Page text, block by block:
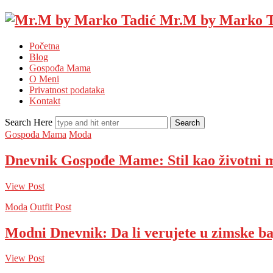
Mr.M by Marko
Početna
Blog
Gospođa Mama
O Meni
Privatnost podataka
Kontakt
Search Here
Gospođa Mama Moda
Dnevnik Gospođe Mame: Stil kao životni
View Post
Moda Outfit Post
Modni Dnevnik: Da li verujete u zimske
View Post